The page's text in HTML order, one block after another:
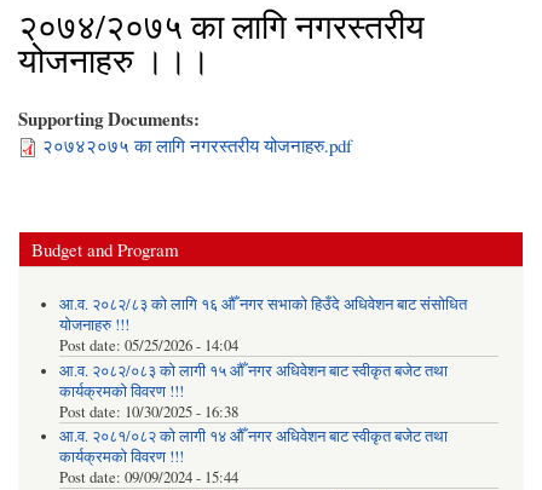
२०७४/२०७५ का लागि नगरस्तरीय
योजनाहरु ।।।
Supporting Documents:
२०७४२०७५ का लागि नगरस्तरीय योजनाहरु.pdf
Budget and Program
आ.व. २०८२/८३ को लागि १६ औँ नगर सभाको हिउँदे अधिवेशन बाट संसोधित
योजनाहरु !!!
Post date: 05/25/2026 - 14:04
आ.व. २०८२/०८३ को लागी १५ औँ नगर अधिवेशन बाट स्वीकृत बजेट तथा
कार्यक्रमको विवरण !!!
Post date: 10/30/2025 - 16:38
आ.व. २०८१/०८२ को लागी १४ औँ नगर अधिवेशन बाट स्वीकृत बजेट तथा
कार्यक्रमको विवरण !!!
Post date: 09/09/2024 - 15:44